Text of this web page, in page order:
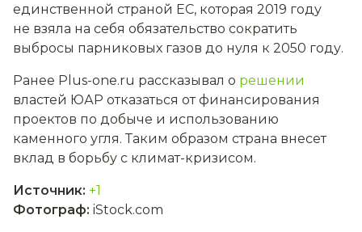
единственной страной ЕС, которая 2019 году
не взяла на себя обязательство сократить
выбросы парниковых газов до нуля к 2050 году.
Ранее Plus-one.ru рассказывал о решении
властей ЮАР отказаться от финансирования
проектов по добыче и использованию
каменного угля. Таким образом страна внесет
вклад в борьбу с климат-кризисом.
Источник: +1
Фотограф: iStock.com